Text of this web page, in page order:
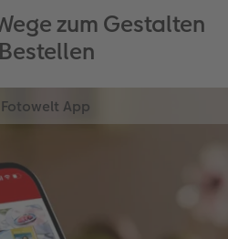
zum Gestalten